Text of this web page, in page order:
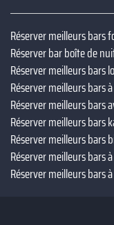
Réserver meilleurs bars
Réserver bar boîte de
Réserver meilleurs bars
Réserver meilleurs bars
Réserver meilleurs bars
Réserver meilleurs bars
Réserver meilleurs bars
Réserver meilleurs bars
Réserver meilleurs bars